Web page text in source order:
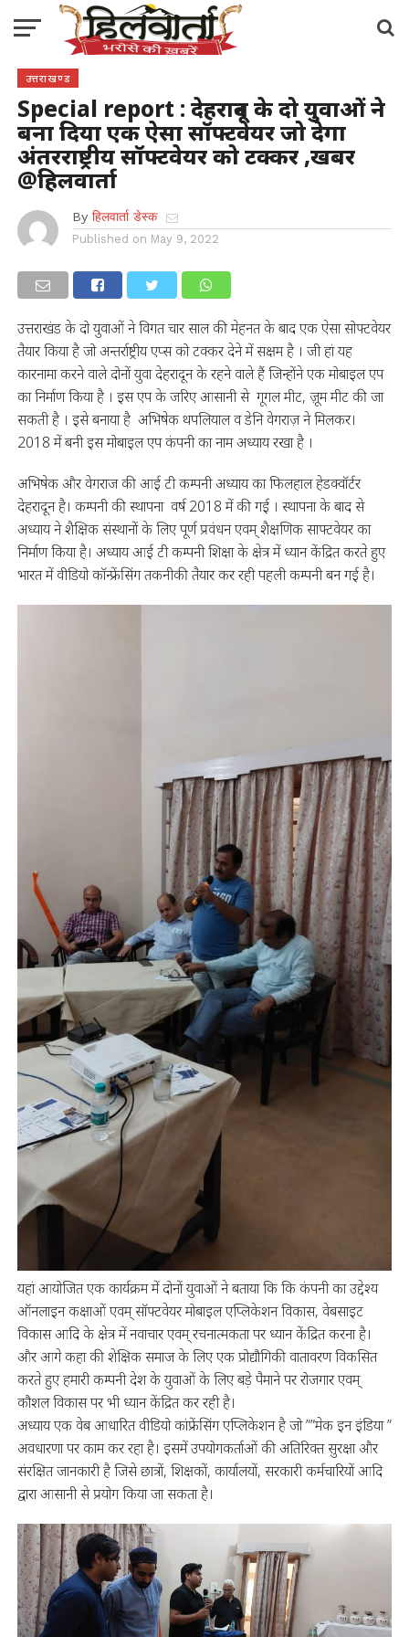
उत्तराखण्ड
Special report : देहरादून के दो युवाओं ने
बना दिया एक ऐसा सॉफ्टवेयर जो देगा
अंतरराष्ट्रीय सॉफ्टवेयर को टक्कर ,खबर
@हिलवार्ता
By हिलवार्ता डेस्क
Published on May 9, 2022
उत्तराखंड के दो युवाओं ने विगत चार साल की मेहनत के बाद एक ऐसा सोफ्टवेयर
तैयार किया है जो अन्तर्राष्ट्रीय एप्स को टक्कर देने में सक्षम है । जी हां यह
कारनामा करने वाले दोनों युवा देहरादून के रहने वाले हैं जिन्होंने एक मोबाइल एप
का निर्माण किया है । इस एप के जरिए आसानी से गूगल मीट, ज़ूम मीट की जा
सकती है । इसे बनाया है अभिषेक थपलियाल व डेनि वेगराज़ ने मिलकर।
2018 में बनी इस मोबाइल एप कंपनी का नाम अध्याय रखा है ।
अभिषेक और वेगराज की आई टी कम्पनी अध्याय का फिलहाल हेडक्वॉर्टर
देहरादून है। कम्पनी की स्थापना वर्ष 2018 में की गई । स्थापना के बाद से
अध्याय ने शैक्षिक संस्थानों के लिए पूर्ण प्रवंधन एवम् शैक्षणिक साफ्टवेयर का
निर्माण किया है। अध्याय आई टी कम्पनी शिक्षा के क्षेत्र में ध्यान केंद्रित करते हुए
भारत में वीडियो कॉन्फ्रेंसिंग तकनीकी तैयार कर रही पहली कम्पनी बन गई है।
यहां आयोजित एक कार्यक्रम में दोनों युवाओं ने बताया कि कि कंपनी का उद्देश्य
ऑनलाइन कक्षाओं एवम् सॉफ्टवेयर मोबाइल एप्लिकेशन विकास, वेबसाइट
विकास आदि के क्षेत्र में नवाचार एवम् रचनात्मकता पर ध्यान केंद्रित करना है।
और आगे कहा की शेक्षिक समाज के लिए एक प्रोद्यौगिकी वातावरण विकसित
करते हुए हमारी कम्पनी देश के युवाओं के लिए बड़े पैमाने पर रोजगार एवम्
कौशल विकास पर भी ध्यान केंद्रित कर रही है।
अध्याय एक वेब आधारित वीडियो कांफ्रेंसिंग एप्लिकेशन है जो ””मेक इन इंडिया ”
अवधारणा पर काम कर रहा है। इसमें उपयोगकर्ताओं की अतिरिक्त सुरक्षा और
संरक्षित जानकारी है जिसे छात्रों, शिक्षकों, कार्यालयों, सरकारी कर्मचारियों आदि
द्वारा आसानी से प्रयोग किया जा सकता है।